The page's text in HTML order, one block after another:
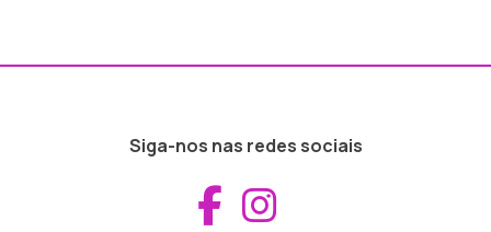
Siga-nos nas redes sociais
Aceder ao